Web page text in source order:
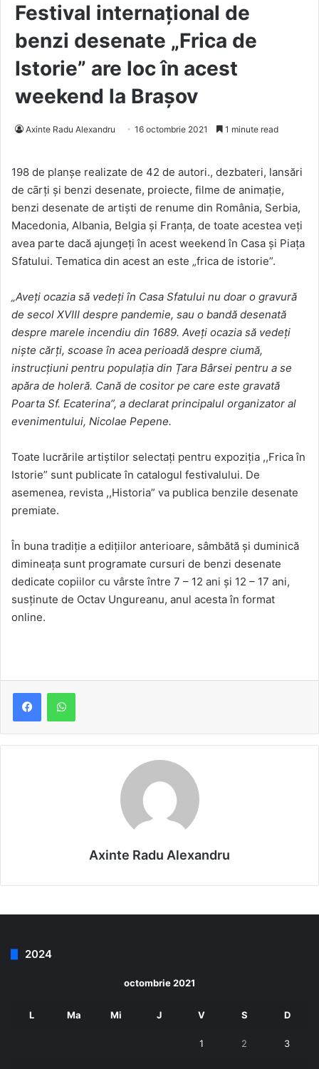
Festival internațional de
benzi desenate „Frica de
Istorie” are loc în acest
weekend la Brașov
Axinte Radu Alexandru 16 octombrie 2021 1 minute read
198 de planşe realizate de 42 de autori., dezbateri, lansări
de cārți şi benzi desenate, proiecte, filme de animație,
benzi desenate de artişti de renume din România, Serbia,
Macedonia, Albania, Belgia şi Franța, de toate acestea veți
avea parte dacă ajungeți în acest weekend în Casa şi Piața
Sfatului. Tematica din acest an este „frica de istorie”.
„Aveți ocazia să vedeți în Casa Sfatului nu doar o gravură
de secol XVIII despre pandemie, sau o bandă desenată
despre marele incendiu din 1689. Aveți ocazia să vedeți
nişte cărți, scoase în acea perioadă despre ciumă,
instrucțiuni pentru populația din Țara Bârsei pentru a se
apăra de holeră. Cană de cositor pe care este gravată
Poarta Sf. Ecaterina”, a declarat principalul organizator al
evenimentului, Nicolae Pepene.
Toate lucrările artiștilor selectați pentru expoziția ,,Frica în
Istorie” sunt publicate în catalogul festivalului. De
asemenea, revista ,,Historia” va publica benzile desenate
premiate.
În buna tradiție a edițiilor anterioare, sâmbătă și duminică
dimineața sunt programate cursuri de benzi desenate
dedicate copiilor cu vârste între 7 – 12 ani și 12 – 17 ani,
susținute de Octav Ungureanu, anul acesta în format
online.
Axinte Radu Alexandru
2024
octombrie 2021
L Ma Mi J V S D
1 2 3